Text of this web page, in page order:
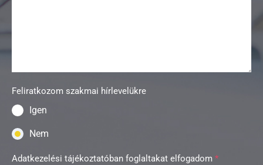
Feliratkozom szakmai hírlevelükre
Igen
Nem
Adatkezelési tájékoztatóban foglaltakat elfogadom *